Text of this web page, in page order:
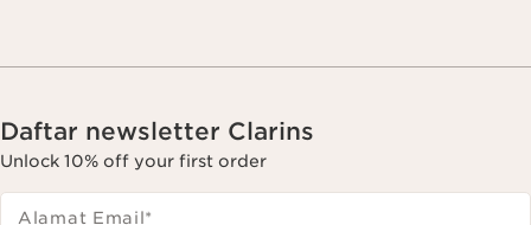
Daftar newsletter Clarins
Unlock 10% off your first order
Alamat Email*